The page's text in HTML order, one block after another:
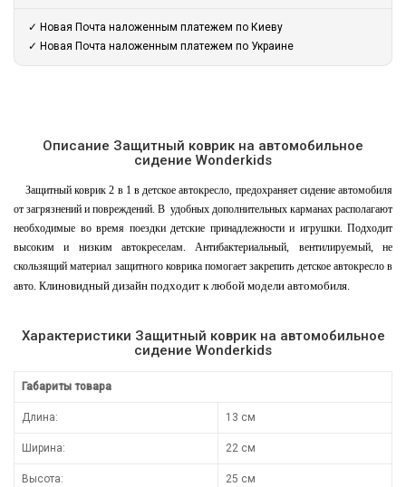
✓ Новая Почта наложенным платежем по Киеву
✓ Новая Почта наложенным платежем по Украине
Описание Защитный коврик на автомобильное
сидение Wonderkids
Защитный коврик 2 в 1 в детское автокресло, предохраняет сидение автомобиля
от загрязнений и повреждений. В удобных дополнительных карманах располагают
необходимые во время поездки детские принадлежности и игрушки. Подходит
высоким и низким автокреселам. Антибактериальный, вентилируемый, не
скользящий материал защитного коврика помогает закрепить детское автокресло в
авто. Клиновидный дизайн подходит к любой модели автомобиля.
Характеристики Защитный коврик на автомобильное
сидение Wonderkids
Габариты товара
Длина: 13 см
Ширина: 22 см
Высота: 25 см